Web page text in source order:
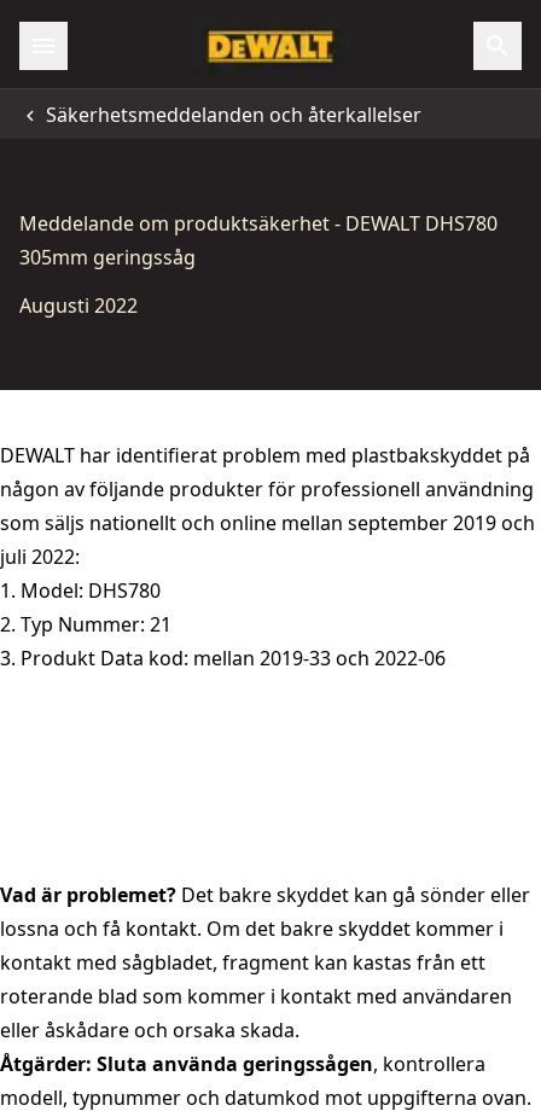
Säkerhetsmeddelanden och återkallelser
Meddelande om produktsäkerhet - DEWALT DHS780
305mm geringssåg
Augusti 2022
DEWALT har identifierat problem med plastbakskyddet på
någon av följande produkter för professionell användning
som säljs nationellt och online mellan september 2019 och
juli 2022:
1. Model: DHS780
2. Typ Nummer: 21
3. Produkt Data kod: mellan 2019-33 och 2022-06
Vad är problemet? Det bakre skyddet kan gå sönder eller
lossna och få kontakt. Om det bakre skyddet kommer i
kontakt med sågbladet, fragment kan kastas från ett
roterande blad som kommer i kontakt med användaren
eller åskådare och orsaka skada.
Åtgärder: Sluta använda geringssågen, kontrollera
modell, typnummer och datumkod mot uppgifterna ovan.